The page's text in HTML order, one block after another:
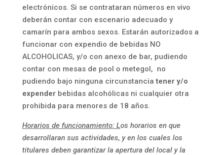
electrónicos. Si se contrataran números en vivo
deberán contar con escenario adecuado y
camarín para ambos sexos. Estarán autorizados a
funcionar con expendio de bebidas NO
ALCOHOLICAS, y/o con anexo de bar, pudiendo
contar con mesas de pool o metegol, no
pudiendo bajo ninguna circunstancia tener y/o
expenderbebidas alcohólicas ni cualquier otra
prohibida para menores de 18 años.
Horarios de funcionamiento: Los horarios en que
desarrollaran sus actividades, y en los cuales los
titulares deben garantizar la apertura del local y la